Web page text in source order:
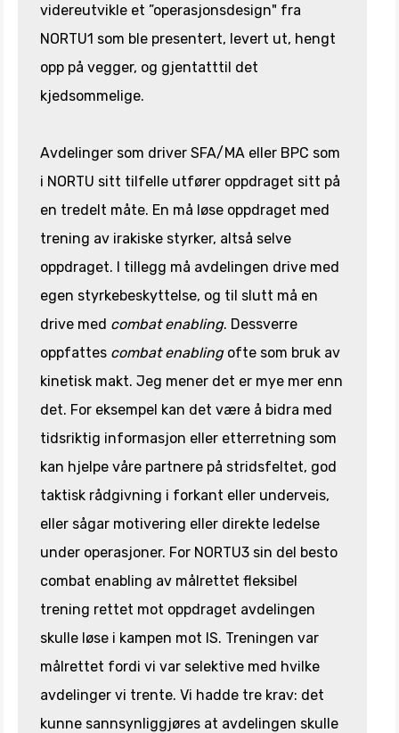
videreutvikle et ”operasjonsdesign" fra
NORTU1 som ble presentert, levert ut, hengt
opp på vegger, og gjentatttil det
kjedsommelige.
Avdelinger som driver SFA/MA eller BPC som
i NORTU sitt tilfelle utfører oppdraget sitt på
en tredelt måte. En må løse oppdraget med
trening av irakiske styrker, altså selve
oppdraget. I tillegg må avdelingen drive med
egen styrkebeskyttelse, og til slutt må en
drive med combat enabling. Dessverre
oppfattes combat enablingofte som bruk av
kinetisk makt. Jeg mener det er mye mer enn
det. For eksempel kan det være å bidra med
tidsriktig informasjon eller etterretning som
kan hjelpe våre partnere på stridsfeltet, god
taktisk rådgivning i forkant eller underveis,
eller sågar motivering eller direkte ledelse
under operasjoner. For NORTU3 sin del besto
combat enabling av målrettet fleksibel
trening rettet mot oppdraget avdelingen
skulle løse i kampen mot IS. Treningen var
målrettet fordi vi var selektive med hvilke
avdelinger vi trente. Vi hadde tre krav: det
kunne sannsynliggjøres at avdelingen skulle